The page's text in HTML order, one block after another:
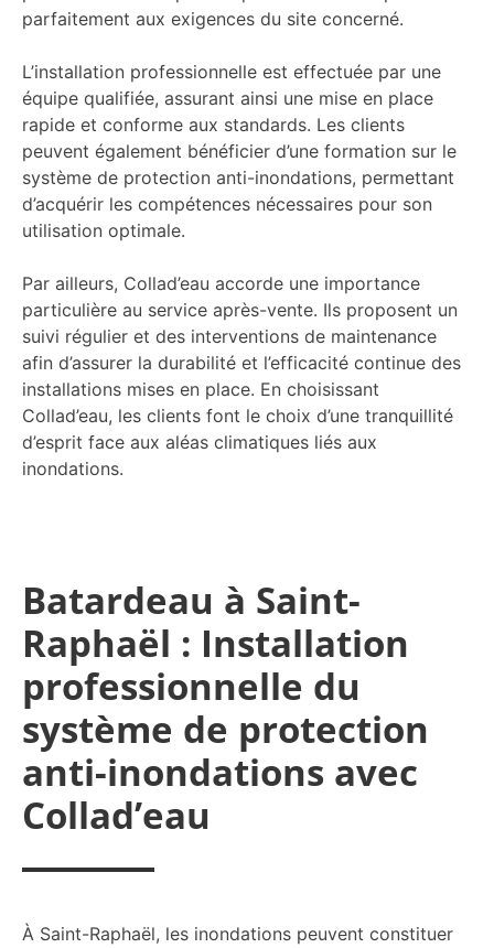
parfaitement aux exigences du site concerné.
L’installation professionnelle est effectuée par une
équipe qualifiée, assurant ainsi une mise en place
rapide et conforme aux standards. Les clients
peuvent également bénéficier d’une formation sur le
système de protection anti-inondations, permettant
d’acquérir les compétences nécessaires pour son
utilisation optimale.
Par ailleurs, Collad’eau accorde une importance
particulière au service après-vente. Ils proposent un
suivi régulier et des interventions de maintenance
afin d’assurer la durabilité et l’efficacité continue des
installations mises en place. En choisissant
Collad’eau, les clients font le choix d’une tranquillité
d’esprit face aux aléas climatiques liés aux
inondations.
Batardeau à Saint-
Raphaël : Installation
professionnelle du
système de protection
anti-inondations avec
Collad’eau
À Saint-Raphaël, les inondations peuvent constituer